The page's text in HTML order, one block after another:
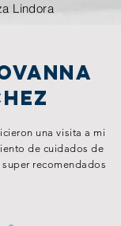
Lindora
una visita a mi
de cuidados de
super recomendados